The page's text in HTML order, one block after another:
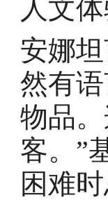
人文
安娜
然有
物品
客。”
困难